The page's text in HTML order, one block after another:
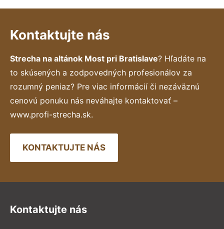
Kontaktujte nás
Strecha na altánok Most pri Bratislave? Hľadáte na
to skúsených a zodpovedných profesionálov za
rozumný peniaz? Pre viac informácií či nezáväznú
cenovú ponuku nás neváhajte kontaktovať –
www.profi-strecha.sk.
KONTAKTUJTE NÁS
Kontaktujte nás